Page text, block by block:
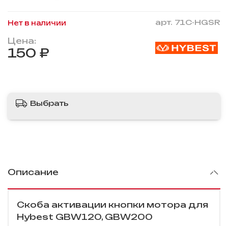
арт. 71C-HGSR
Нет в наличии
Цена:
150 ₽
Выбрать
Описание
Скоба активации кнопки мотора для
Hybest GBW120, GBW200